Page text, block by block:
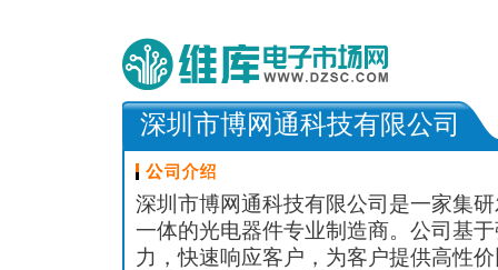
深圳市博网通科技有限公司
深圳市博网通科技有限公司是一家集
一体的光电器件专业制造商。公司基
力，快速响应客户，为客户提供高性